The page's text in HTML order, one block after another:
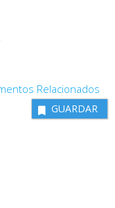
Relacionados
GUARDAR